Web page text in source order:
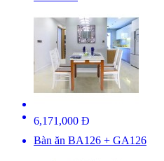
6,171,000 Đ
Bàn ăn BA126 + GA126